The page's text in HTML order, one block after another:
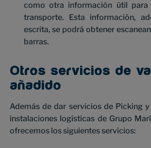
como otra información útil para
transporte. Esta información,
escrita, se podrá obtener
barras.
Otros servicios de
añadido
Además de dar servicios de Picking
instalaciones logísticas de Grupo
ofrecemos los siguientes servicios: